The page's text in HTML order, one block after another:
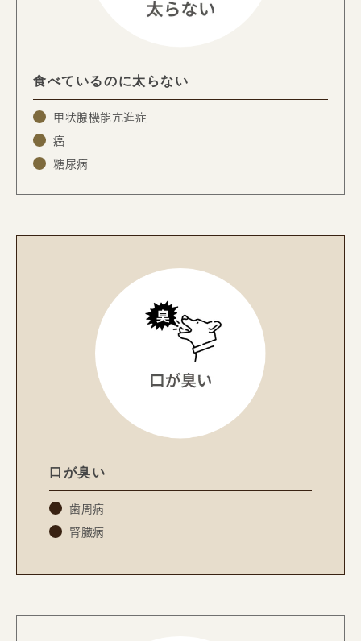
食べているのに太らない
甲状腺機能亢進症
癌
糖尿病
口が臭い
歯周病
腎臓病